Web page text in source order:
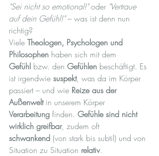
"Sei nicht so emotional!" oder "Vertraue
auf dein Gefühl!" – was ist denn nun
richtig?
Viele Theologen, Psychologen und
Philosophen haben sich mit dem
Gefühl bzw. den Gefühlen beschäftigt. Es
ist irgendwie suspekt, was da im Körper
passiert – und wie Reize aus der
Außenwelt in unserem Körper
Verarbeitung finden. Gefühle sind nicht
wirklich greifbar, zudem oft
schwankend (von stark bis subtil) und von
Situation zu Situation relativ.